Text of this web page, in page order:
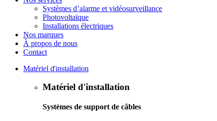
Systèmes d’alarme et vidéosurveillance
Photovoltaïque
Installations électriques
Nos marques
À propos de nous
Contact
Matériel d'installation
Matériel d'installation
Systèmes de support de câbles